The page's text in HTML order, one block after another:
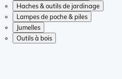
Haches & outils de jardinage
Lampes de poche & piles
Jumelles
Outils à bois